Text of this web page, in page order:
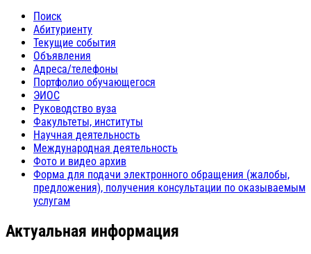
Поиск
Абитуриенту
Текущие события
Объявления
Адреса/телефоны
Портфолио обучающегося
ЭИОС
Руководство вуза
Факультеты, институты
Научная деятельность
Международная деятельность
Фото и видео архив
Форма для подачи электронного обращения (жалобы,
предложения), получения консультации по оказываемым
услугам
Актуальная информация